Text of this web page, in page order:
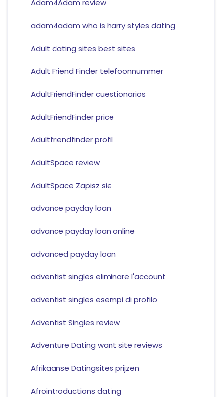
Adam4Adam review
adam4adam who is harry styles dating
Adult dating sites best sites
Adult Friend Finder telefoonnummer
AdultFriendFinder cuestionarios
AdultFriendFinder price
Adultfriendfinder profil
AdultSpace review
AdultSpace Zapisz sie
advance payday loan
advance payday loan online
advanced payday loan
adventist singles eliminare l'account
adventist singles esempi di profilo
Adventist Singles review
Adventure Dating want site reviews
Afrikaanse Datingsites prijzen
Afrointroductions dating